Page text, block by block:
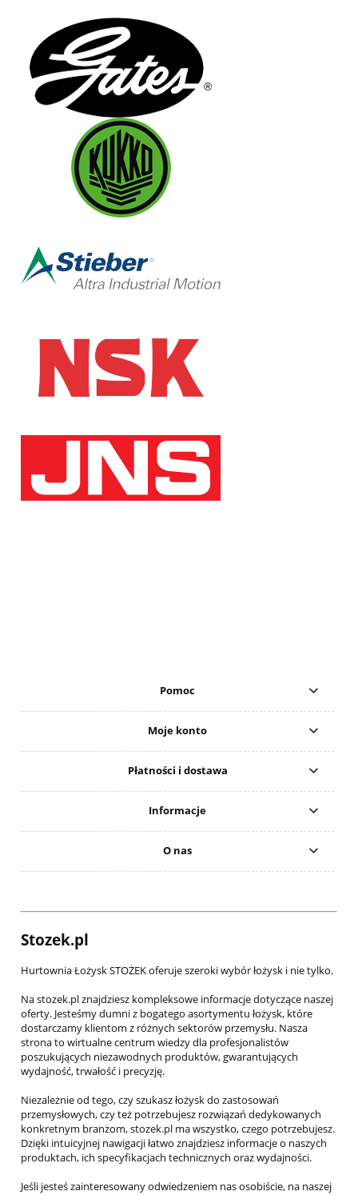
Pomoc
Moje konto
Płatności i dostawa
Informacje
O nas
Stozek.pl
Hurtownia Łożysk STOŻEK oferuje szeroki wybór łożysk i nie tylko.
Na stozek.pl znajdziesz kompleksowe informacje dotyczące naszej
oferty. Jesteśmy dumni z bogatego asortymentu łożysk, które
dostarczamy klientom z różnych sektorów przemysłu. Nasza
strona to wirtualne centrum wiedzy dla profesjonalistów
poszukujących niezawodnych produktów, gwarantujących
wydajność, trwałość i precyzję.
Niezależnie od tego, czy szukasz łożysk do zastosowań
przemysłowych, czy też potrzebujesz rozwiązań dedykowanych
konkretnym branżom, stozek.pl ma wszystko, czego potrzebujesz.
Dzięki intuicyjnej nawigacji łatwo znajdziesz informacje o naszych
produktach, ich specyfikacjach technicznych oraz wydajności.
Jeśli jesteś zainteresowany odwiedzeniem nas osobiście, na naszej